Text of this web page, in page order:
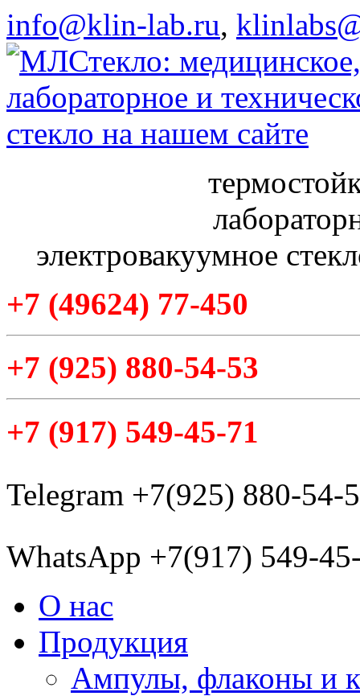
info@klin-lab.ru,
электровакуумное
+7 (49624) 77-450
+7 (925) 880-54-53
+7 (917) 549-45-71
Telegram +7(925) 880-54-
WhatsApp +7(917) 549-
О нас
Продукция
Ампулы, флаконы и